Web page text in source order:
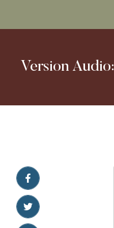
Version Audio: